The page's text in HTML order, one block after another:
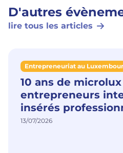
D'autres
lire tous les articles
Entrepreneuriat au
10 ans de microlux
entrepreneurs
insérés
13/07/2026